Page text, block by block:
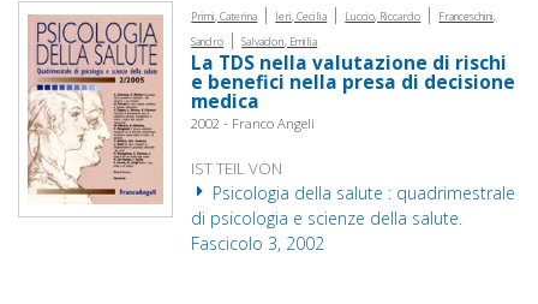
Primi, Caterina | Ieri, Cecilia | Luccio, Riccardo |
Franceschini,
Sandro | Salvadori, Emilia
La TDS nella valutazione di rischi
e benefici nella presa di decisione
medica
2002 - Franco Angeli
IST TEIL VON
Psicologia della salute : quadrimestrale
di psicologia e scienze della salute.
Fascicolo 3, 2002